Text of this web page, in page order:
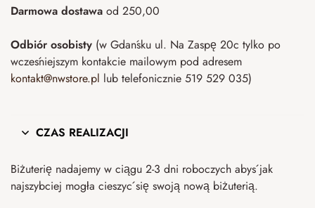
Darmowa dostawa od 250,00
Odbiór osobisty (w Gdańsku ul. Na Zaspę 20c tylko po
wcześniejszym kontakcie mailowym pod adresem
kontakt@nwstore.pl lub telefonicznie 519 529 035)
CZAS REALIZACJI
Biżuterię nadajemy w ciągu 2-3 dni roboczych abyś jak
najszybciej mogła cieszyć się swoją nową biżuterią.